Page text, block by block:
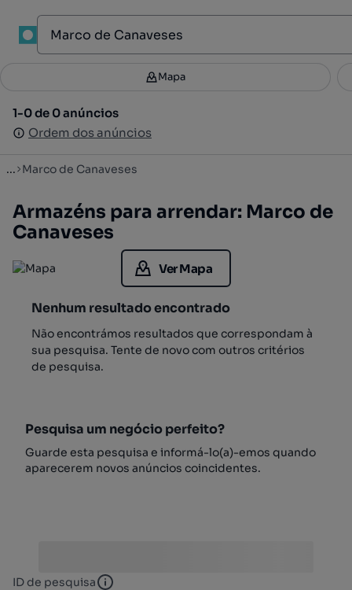
Filtros 3
1-0 de 0 anúncios
Ordem dos anúncios
Mapa
1-0 de 0 anúncios
Ordem dos anúncios
... Marco de Canaveses
Armazéns para arrendar: Marco de
Canaveses
Ver Mapa
Nenhum resultado encontrado
Não encontrámos resultados que correspondam à
sua pesquisa. Tente de novo com outros critérios
de pesquisa.
Pesquisa um negócio perfeito?
Guarde esta pesquisa e informá-lo(a)-emos quando
aparecerem novos anúncios coincidentes.
ID de pesquisa ID de pesquisa